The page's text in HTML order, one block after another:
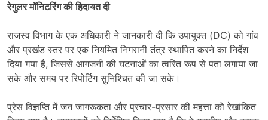
रेगुलर मॉनिटरिंग की हिदायत दी
राजस्व विभाग के एक अधिकारी ने जानकारी दी कि उपायुक्त (DC) को गांव
और प्रखंड स्तर पर एक नियमित निगरानी तंत्र स्थापित करने का निर्देश
दिया गया है, जिससे आगजनी की घटनाओं का त्वरित रूप से पता लगाया जा
सके और समय पर रिपोर्टिंग सुनिश्चित की जा सके।
प्रेस विज्ञप्ति में जन जागरूकता और प्रचार-प्रसार की महत्ता को रेखांकित